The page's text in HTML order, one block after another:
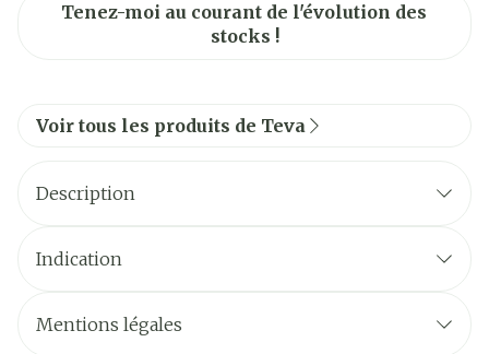
Tenez-moi au courant de l'évolution des
stocks !
Voir tous les produits de Teva
Description
Indication
Mentions légales